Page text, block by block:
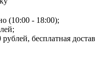
(10:00 - 18:00);
рублей, бесплатная